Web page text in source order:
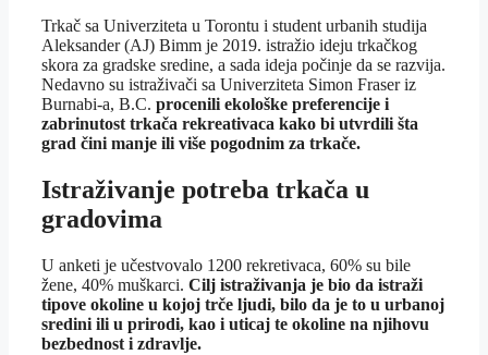
Trkač sa Univerziteta u Torontu i student urbanih studija
Aleksander (AJ) Bimm je 2019. istražio ideju trkačkog
skora za gradske sredine, a sada ideja počinje da se razvija.
Nedavno su istraživači sa Univerziteta Simon Fraser iz
Burnabi-a, B.C. procenili ekološke preferencije i
zabrinutost trkača rekreativaca kako bi utvrdili šta
grad čini manje ili više pogodnim za trkače.
Istraživanje potreba trkača u
gradovima
U anketi je učestvovalo 1200 rekretivaca, 60% su bile
žene, 40% muškarci. Cilj istraživanja je bio da istraži
tipove okoline u kojoj trče ljudi, bilo da je to u urbanoj
sredini ili u prirodi, kao i uticaj te okoline na njihovu
bezbednost i zdravlje.